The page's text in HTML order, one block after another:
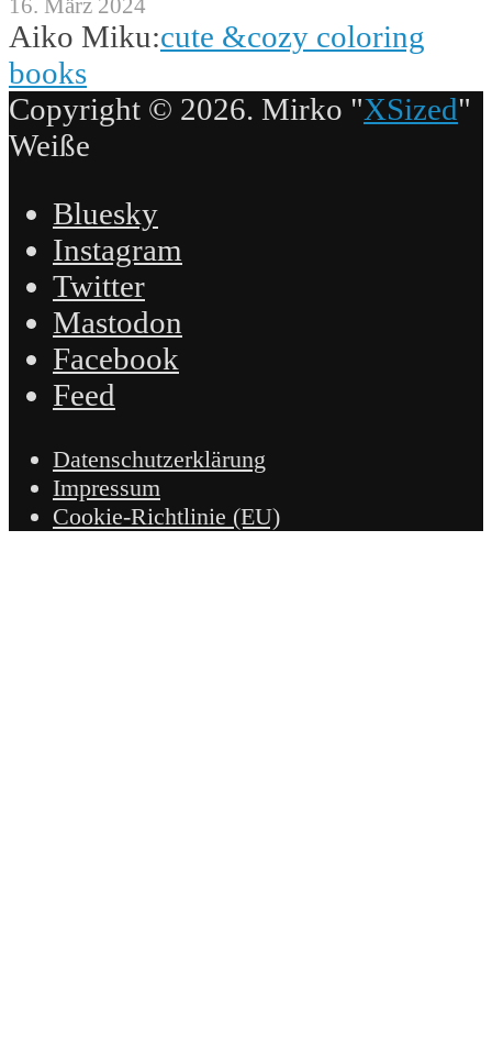
Aiko Miku:cute &cozy coloring
books
Copyright © 2026. Mirko "XSized"
Weiße
Bluesky
Instagram
Twitter
Mastodon
Facebook
Feed
Datenschutzerklärung
Impressum
Cookie-Richtlinie (EU)